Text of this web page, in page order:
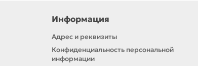
Информация
Адрес и реквизиты
Конфиденциальность персональной
информации